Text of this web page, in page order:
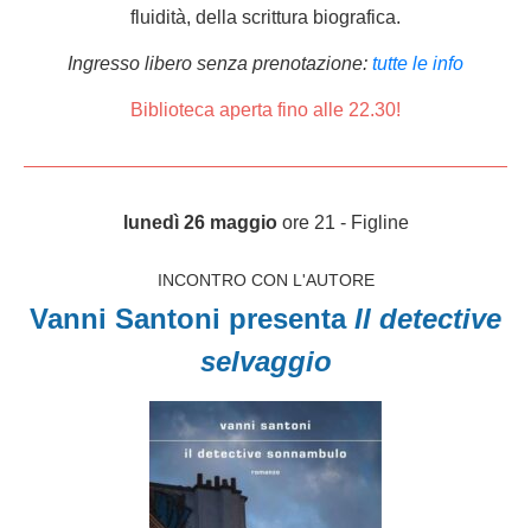
fluidità, della scrittura biografica.
Ingresso libero senza prenotazione: tutte le info
Biblioteca aperta fino alle 22.30!
lunedì 26 maggio ore 21 - Figline
INCONTRO CON L'AUTORE
Vanni Santoni presenta Il detective
selvaggio